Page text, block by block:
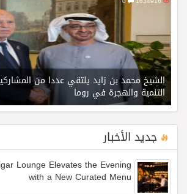
الشيخ محمد بن زايد يلتقي عددا من
التنمية والهجرة في روما
جديد الأخبار
Lounge Elevates the Evening
with a New Curated Menu